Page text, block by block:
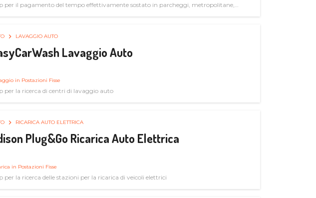
per il pagamento del tempo effettivamente sostato in parcheggi, metropolitane,
LAVAGGIO AUTO
Lavaggio Auto
in Postazioni Fisse
per la ricerca di centri di lavaggio auto
RICARICA AUTO ELETTRICA
Plug&Go Ricarica Auto Elettrica
in Postazioni Fisse
per la ricerca delle stazioni per la ricarica di veicoli elettrici